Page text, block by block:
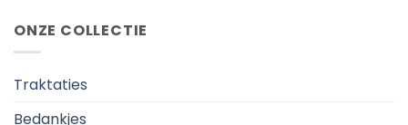
ONZE COLLECTIE
Traktaties
Bedankjes